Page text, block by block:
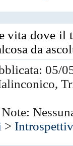
vita dove il
da
05/
>